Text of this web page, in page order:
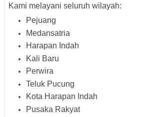
Kami melayani seluruh wilayah:
Pejuang
Medansatria
Harapan Indah
Kali Baru
Perwira
Teluk Pucung
Kota Harapan Indah
Pusaka Rakyat